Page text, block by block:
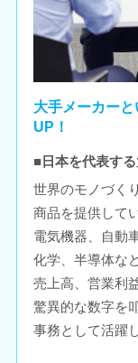
大手メーカー
UP！
■日本を代表す
世界のモノづく
商品を提供して
電気機器、自動
化学、半導体な
売上高、営業利
驚異的な数字を
事務として活躍